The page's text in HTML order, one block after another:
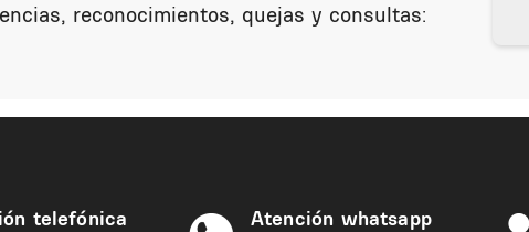
reconocimientos, quejas y consultas:
telefónica Atención whatsapp